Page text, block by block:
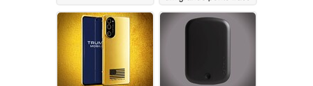
05/14/2026